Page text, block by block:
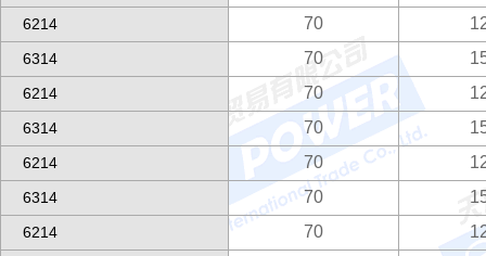
6214 70
6314 70
6214 70
6314 70
6214 70
6314 70
6214 70